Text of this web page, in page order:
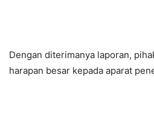
Dengan diterimanya laporan,
harapan besar kepada aparat